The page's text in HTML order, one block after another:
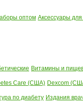
оптом Аксессуары
Витамины и
Care (США) Dexcom
по диабету Издания